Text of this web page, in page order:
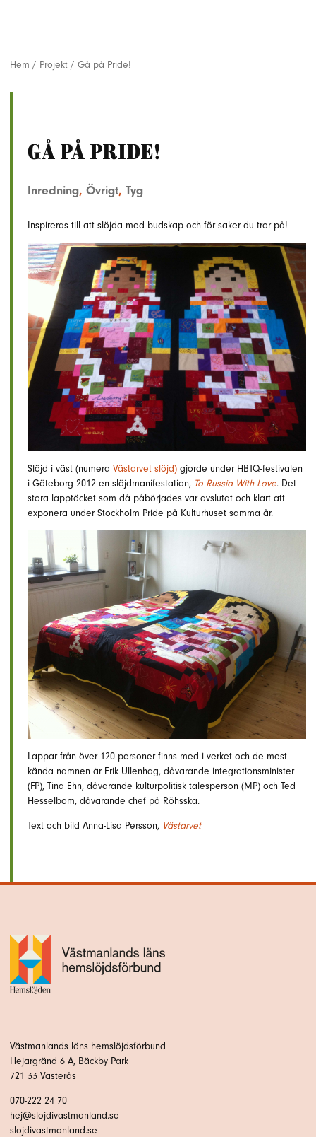
Hem / Projekt / Gå på Pride!
Gå på Pride!
Inredning, Övrigt, Tyg
Inspireras till att slöjda med budskap och för saker du tror på!
Slöjd i väst (numera Västarvet slöjd) gjorde under HBTQ-festivalen
i Göteborg 2012 en slöjdmanifestation, To Russia With Love. Det
stora lapptäcket som då påbörjades var avslutat och klart att
exponera under Stockholm Pride på Kulturhuset samma år.
Lappar från över 120 personer finns med i verket och de mest
kända namnen är Erik Ullenhag, dåvarande integrationsminister
(FP), Tina Ehn, dåvarande kulturpolitisk talesperson (MP) och Ted
Hesselbom, dåvarande chef på Röhsska.
Text och bild Anna-Lisa Persson, Västarvet
Västmanlands läns hemslöjdsförbund
Hejargränd 6 A, Bäckby Park
721 33 Västerås
070-222 24 70
hej@slojdivastmanland.se
slojdivastmanland.se